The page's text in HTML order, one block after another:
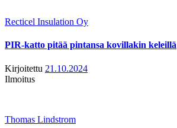
Recticel Insulation Oy
PIR-katto pitää pintansa kovillakin keleillä
Kirjoitettu 21.10.2024
Ilmoitus
Thomas Lindstrom